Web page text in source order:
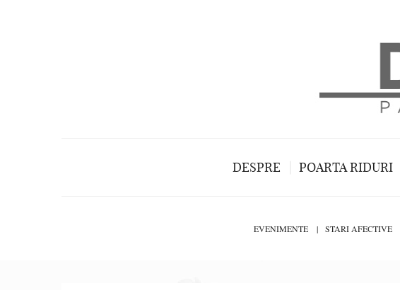
DESPRE POARTA RIDURI
EVENIMENTE STARI AFECTIVE